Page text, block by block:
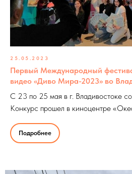
25.05.2023
Первый Международный
видео «Диво Мира-2023» во
С 23 по 25 мая в г. Владивостоке
Конкурс прошел в киноцентре
Подробнее